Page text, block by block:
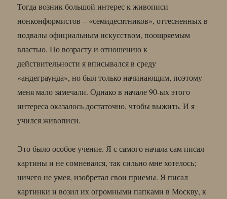
Тогда возник большой интерес к живописи
нонконформистов – «семидесятников», оттесненных в
подвалы официальным искусством, поощряемым
властью. По возрасту и отношению к
действительности я вписывался в среду
«андеграунда», но был только начинающим, поэтому
меня мало замечали. Однако в начале 90-ых этого
интереса оказалось достаточно, чтобы выжить. И я
учился живописи.
Это было особое учение. Я с самого начала сам писал
картины и не сомневался, так сильно мне хотелось;
ничего не умея, изобретал свои приемы. Я писал
картинки и возил их огромными папками в Москву, к